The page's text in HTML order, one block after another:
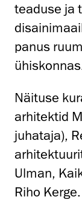
teaduse ja
panus
Näituse
arhitektid
juhataja),
Ulman,
Riho Kerge.